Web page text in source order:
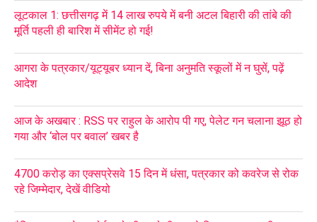
लूटकाल 1: छत्तीसगढ़ में 14 लाख रुपये में बनी अटल बिहारी की तांबे की
मूर्ति पहली ही बारिश में सीमेंट हो गई!
आगरा के पत्रकार/यूट्यूबर ध्यान दें, बिना अनुमति स्कूलों में न घुसें, पढ़ें
आदेश
आज के अखबार : RSS पर राहुल के आरोप पी गए, पेलेट गन चलाना झूठ हो
गया और ‘बोल पर बवाल’ खबर है
4700 करोड़ का एक्सप्रेसवे 15 दिन में धंसा, पत्रकार को कवरेज से रोक
रहे जिम्मेदार, देखें वीडियो